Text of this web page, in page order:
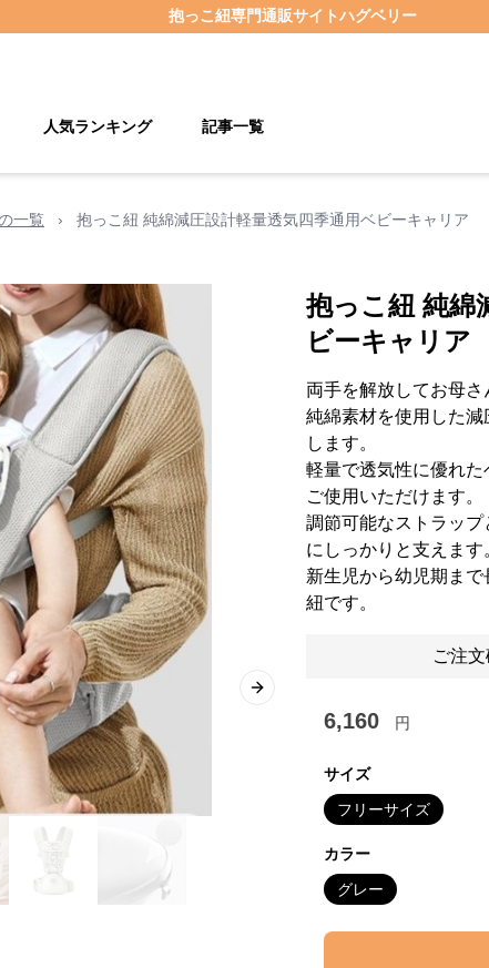
抱っこ紐専門通販サイトハグベリー
人気ランキング 記事一覧
一覧 › 抱っこ紐 純綿減圧設計軽量透気四季通用ベビーキャリア
Next slide
抱っこ紐 純綿
ビーキャリア
両手を解放してお母さ
純綿素材を使用した
します。
軽量で透気性に優れ
ご使用いただけます。
調節可能なストラッ
にしっかりと支えます
新生児から幼児期ま
紐です。
ご注
6,160 円
サイズ
フリーサイズ
カラー
グレー